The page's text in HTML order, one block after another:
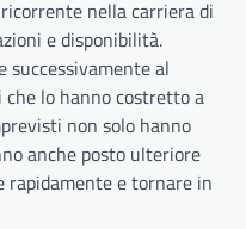
nella carriera di
e disponibilità.
successivamente al
lo hanno costretto a
non solo hanno
anche posto ulteriore
rapidamente e tornare in